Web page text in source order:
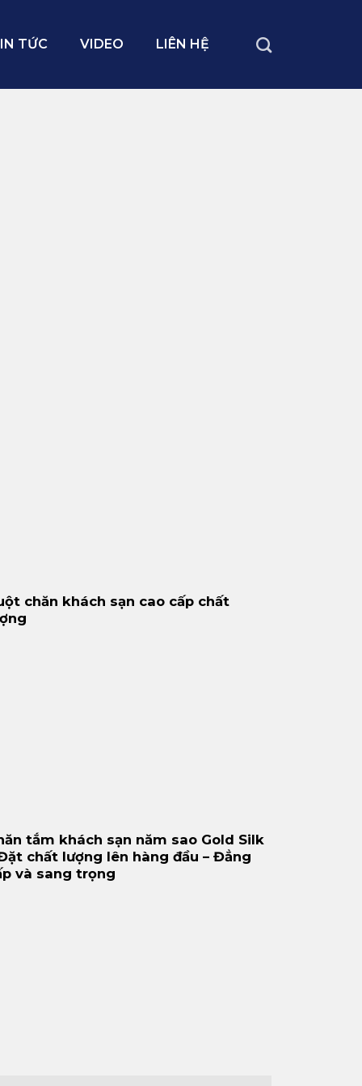
TỨC VIDEO LIÊN HỆ
chăn khách sạn cao cấp chất
tắm khách sạn năm sao Gold Silk
chất lượng lên hàng đầu – Đẳng
và sang trọng